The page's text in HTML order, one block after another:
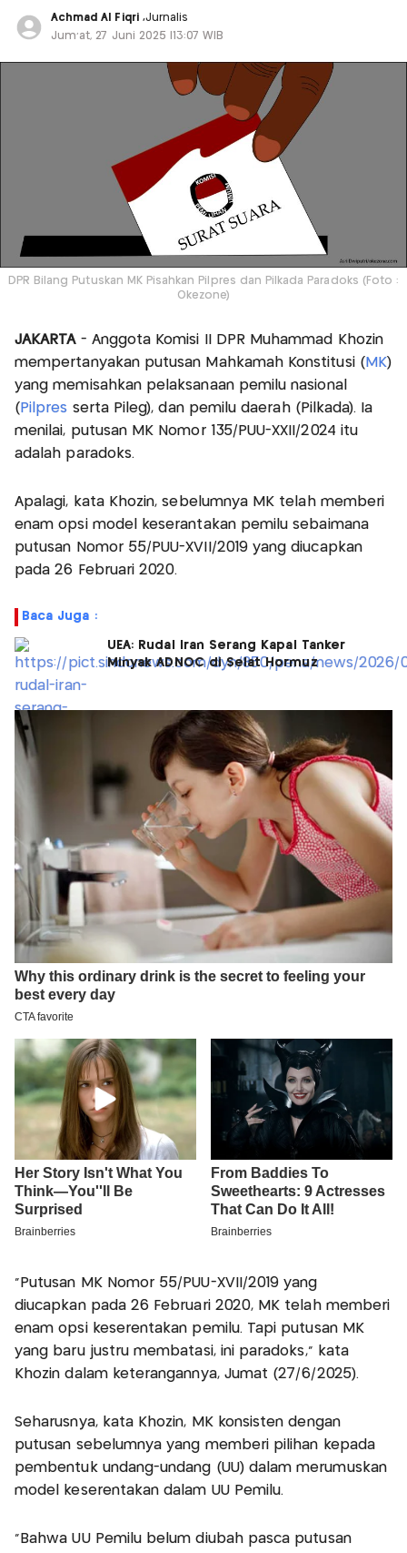
Achmad Al Fiqri ,Jurnalis
Jum'at, 27 Juni 2025 |13:07 WIB
DPR Bilang Putuskan MK Pisahkan Pilpres dan Pilkada Paradoks (Foto :
Okezone)
JAKARTA - Anggota Komisi II DPR Muhammad Khozin
mempertanyakan putusan Mahkamah Konstitusi ( MK)
yang memisahkan pelaksanaan pemilu nasional
( Pilpres serta Pileg), dan pemilu daerah (Pilkada). Ia
menilai, putusan MK Nomor 135/PUU-XXII/2024 itu
adalah paradoks.
Apalagi, kata Khozin, sebelumnya MK telah memberi
enam opsi model keserantakan pemilu sebaimana
putusan Nomor 55/PUU-XVII/2019 yang diucapkan
pada 26 Februari 2020.
Baca Juga :
UEA: Rudal Iran Serang Kapal Tanker
Minyak ADNOC di Selat Hormuz
"Putusan MK Nomor 55/PUU-XVII/2019 yang
diucapkan pada 26 Februari 2020, MK telah memberi
enam opsi keserentakan pemilu. Tapi putusan MK
yang baru justru membatasi, ini paradoks,” kata
Khozin dalam keterangannya, Jumat (27/6/2025).
Seharusnya, kata Khozin, MK konsisten dengan
putusan sebelumnya yang memberi pilihan kepada
pembentuk undang-undang (UU) dalam merumuskan
model keserentakan dalam UU Pemilu.
"Bahwa UU Pemilu belum diubah pasca putusan